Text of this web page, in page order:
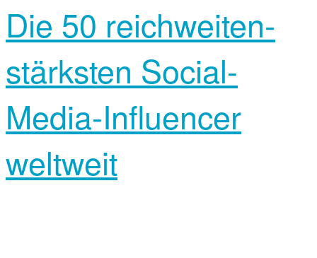
Die 50 reichweiten­
stärksten Social-
Media-Influencer
weltweit